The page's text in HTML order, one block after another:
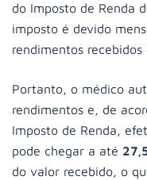
do Imposto de Renda
imposto é devido
rendimentos
Portanto, o médico
rendimentos e, de
Imposto de Renda,
pode chegar a até
do valor recebido, o